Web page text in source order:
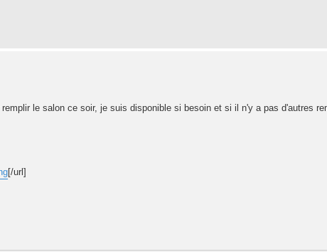
le salon ce soir, je suis disponible si besoin et si il n'y a pas d'autres
[/url]